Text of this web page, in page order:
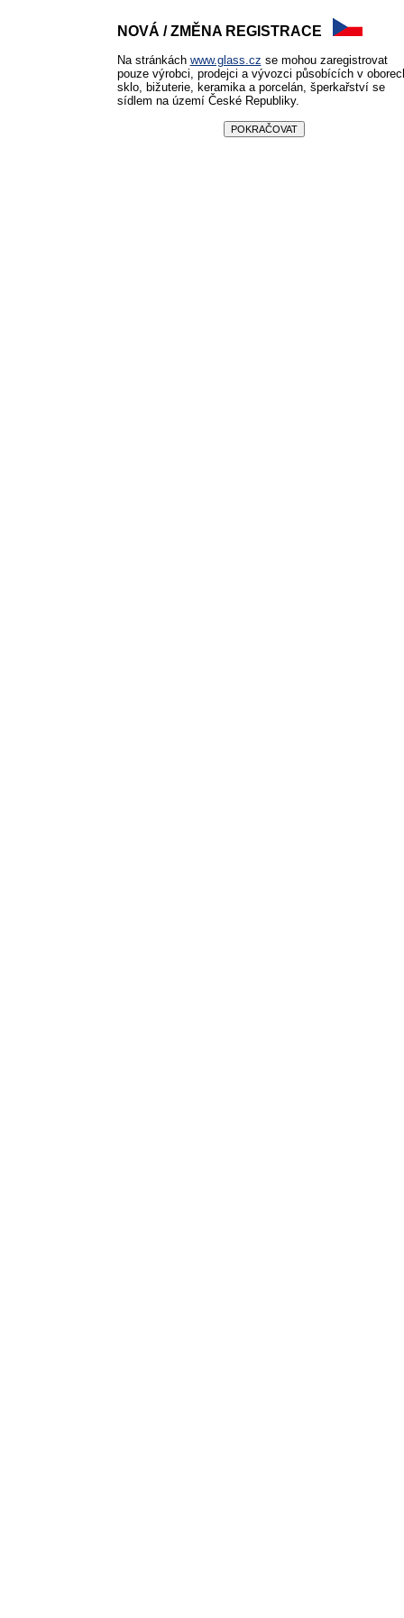
NOVÁ / ZMĚNA REGISTRACE
Na stránkách www.glass.cz se mohou zaregistrovat
pouze výrobci, prodejci a vývozci působících v
sklo, bižuterie, keramika a porcelán, šperkařství se
sídlem na území České Republiky.